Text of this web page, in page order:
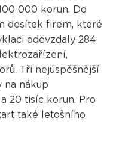
000 korun. Do
desítek firem, které
odevzdaly 284
Tři nejúspěšnější
na nákup
20 tisíc korun. Pro
také letošního